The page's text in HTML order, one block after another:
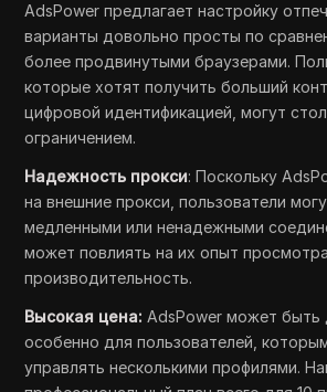
AdsPower предлагает настройку
варианты довольно просты по
более продвинутыми браузерами.
которые хотят получить больший
цифровой идентификацией, могут
ограничением.
Надежность прокси: Поскольку
на внешние прокси, пользователи
медленными или ненадежными
может повлиять на их опыт
производительность.
Высокая цена: AdsPower может быть
особенно для пользователей,
управлять несколькими профилями.